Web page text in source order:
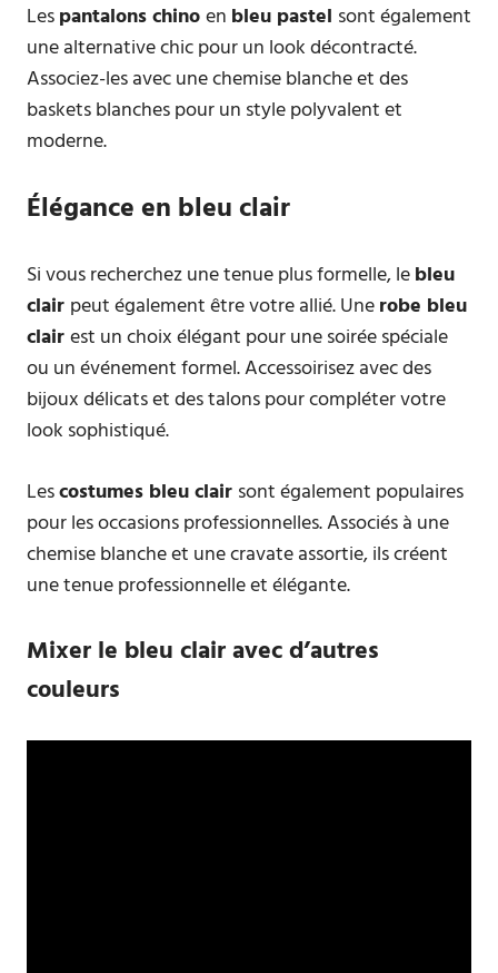
Lespantalons chinoen bleu pastel sont également
une alternative chic pour un look décontracté.
Associez-les avec une chemise blanche et des
baskets blanches pour un style polyvalent et
moderne.
Élégance en bleu clair
Si vous recherchez une tenue plus formelle, lebleu
clair peut également être votre allié. Unerobe bleu
clairest un choix élégant pour une soirée spéciale
ou un événement formel. Accessoirisez avec des
bijoux délicats et des talons pour compléter votre
look sophistiqué.
Lescostumes bleu clair sont également populaires
pour les occasions professionnelles. Associés à une
chemise blanche et une cravate assortie, ils créent
une tenue professionnelle et élégante.
Mixer le bleu clair avec d’autres
couleurs